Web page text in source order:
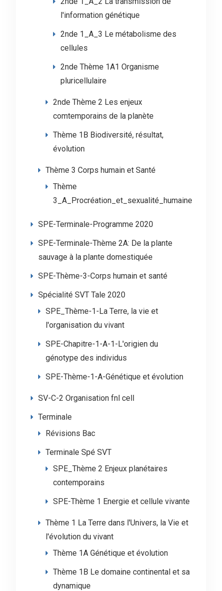
l'information génétique
2nde 1_A_3 Le métabolisme des
cellules
2nde Thème 1A1 Organisme
pluricellulaire
2nde Thème 2 Les enjeux
comtemporains de la planète
Thème 1B Biodiversité, résultat,
évolution
Thème 3 Corps humain et Santé
Thème
3_A_Procréation_et_sexualité_humaine
SPE-Terminale-Programme 2020
SPE-Terminale-Thème 2A: De la plante
sauvage à la plante domestiquée
SPE-Thème-3-Corps humain et santé
Spécialité SVT Tale 2020
SPE_Thème-1-La Terre, la vie et
l'organisation du vivant
SPE-Chapitre-1-A-1-L'origien du
génotype des individus
SPE-Thème-1-A-Génétique et évolution
SV-C-2 Organisation fnl cell
Terminale
Révisions Bac
Terminale Spé SVT
SPE_Thème 2 Enjeux planétaires
contemporains
SPE-Thème 1 Energie et cellule vivante
Thème 1 La Terre dans l'Univers, la Vie et
l'évolution du vivant
Thème 1A Génétique et évolution
Thème 1B Le domaine continental et sa
dynamique